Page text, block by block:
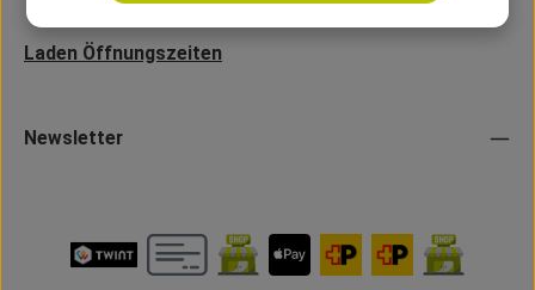
Laden Öffnungszeiten
Newsletter